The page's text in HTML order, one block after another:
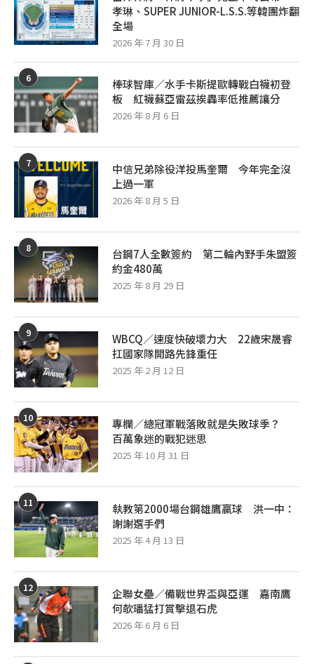
孝琳、SUPER JUNIOR-L.S.S.等韓團炸翻
全場
2026 年 7 月 30 日
6
棒球智庫／水手卡斯提歐轉戰白襪初登
板 紅襪蘇亞雷茲挨轟率低推薦讓分
2026 年 8 月 6 日
7
中信兄弟除役洋投馬奎爾 今年完全沒
上過一軍
2026 年 8 月 5 日
8
台鋼7人全數簽約 第二輪內野手朱盟簽
約金480萬
2025 年 8 月 29 日
9
WBCQ／速度快破壞力大 22歲宋晟睿
扛國家隊開路先鋒重任
2025 年 2 月 12 日
10
專欄／總冠軍戰落敗就是失敗球季？
百萬象迷的戰犯迷思
2025 年 10 月 31 日
11
執教第2000場台鋼雄鷹贏球 洪一中：
謝謝選手們
2025 年 4 月 13 日
12
企聯女壘／備戰世界盃與亞運 嘉南鷹
何欹璠猛打賞擊退石虎
2026 年 6 月 6 日